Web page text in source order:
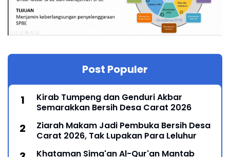
Post Populer
Kirab Tumpeng dan Genduri Akbar
Semarakkan Bersih Desa Carat 2026
Ziarah Makam Jadi Pembuka Bersih Desa
Carat 2026, Tak Lupakan Para Leluhur
Khataman Sima'an Al-Qur'an Mantab